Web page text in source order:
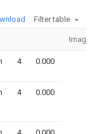
Filter table
Image
4 0.000
4 0.000